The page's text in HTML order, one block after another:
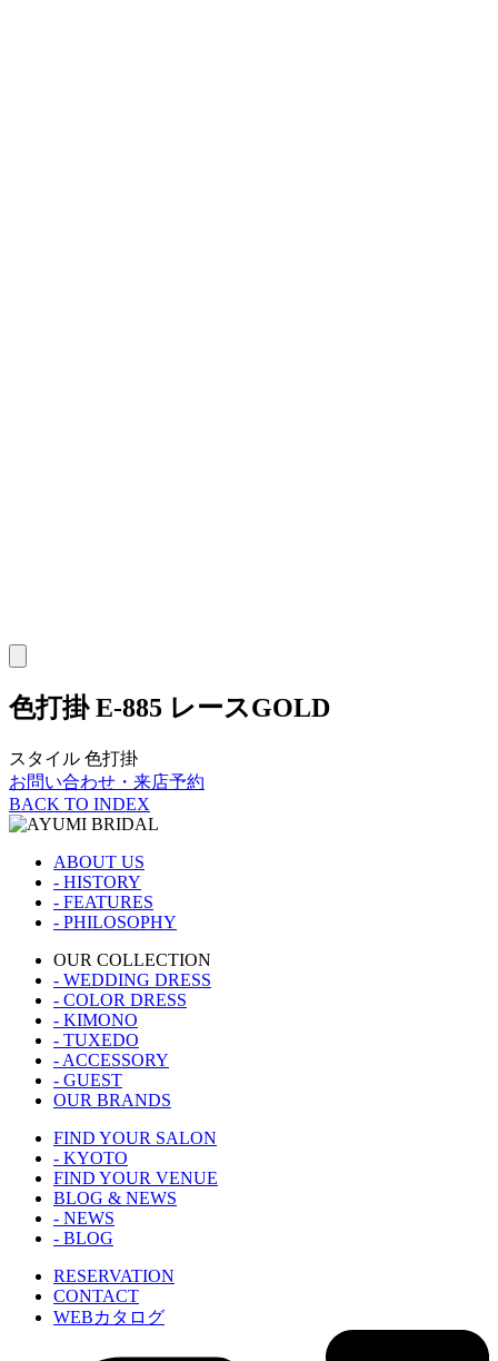
色打掛 E-885 レースGOLD
スタイル 色打掛
お問い合わせ・来店予約
BACK TO INDEX
ABOUT US
- HISTORY
- FEATURES
- PHILOSOPHY
OUR COLLECTION
- WEDDING DRESS
- COLOR DRESS
- KIMONO
- TUXEDO
- ACCESSORY
- GUEST
OUR BRANDS
FIND YOUR SALON
- KYOTO
FIND YOUR VENUE
BLOG & NEWS
- NEWS
- BLOG
RESERVATION
CONTACT
WEBカタログ